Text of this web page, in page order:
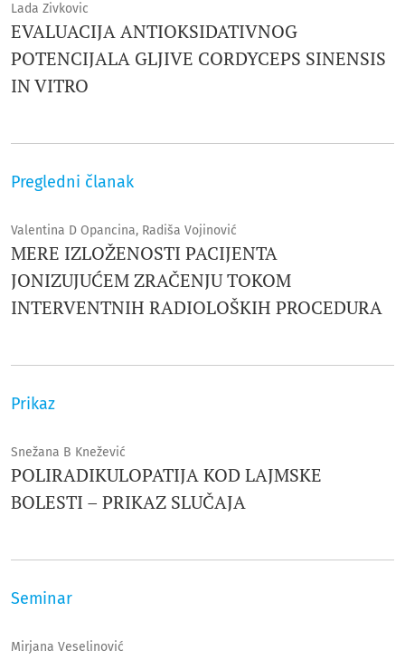
Lada Zivkovic
EVALUACIJA ANTIOKSIDATIVNOG
POTENCIJALA GLJIVE CORDYCEPS SINENSIS
IN VITRO
Pregledni članak
Valentina D Opancina, Radiša Vojinović
MERE IZLOŽENOSTI PACIJENTA
JONIZUJUĆEM ZRAČENJU TOKOM
INTERVENTNIH RADIOLOŠKIH PROCEDURA
Prikaz
Snežana B Knežević
POLIRADIKULOPATIJA KOD LAJMSKE
BOLESTI – PRIKAZ SLUČAJA
Seminar
Mirjana Veselinović